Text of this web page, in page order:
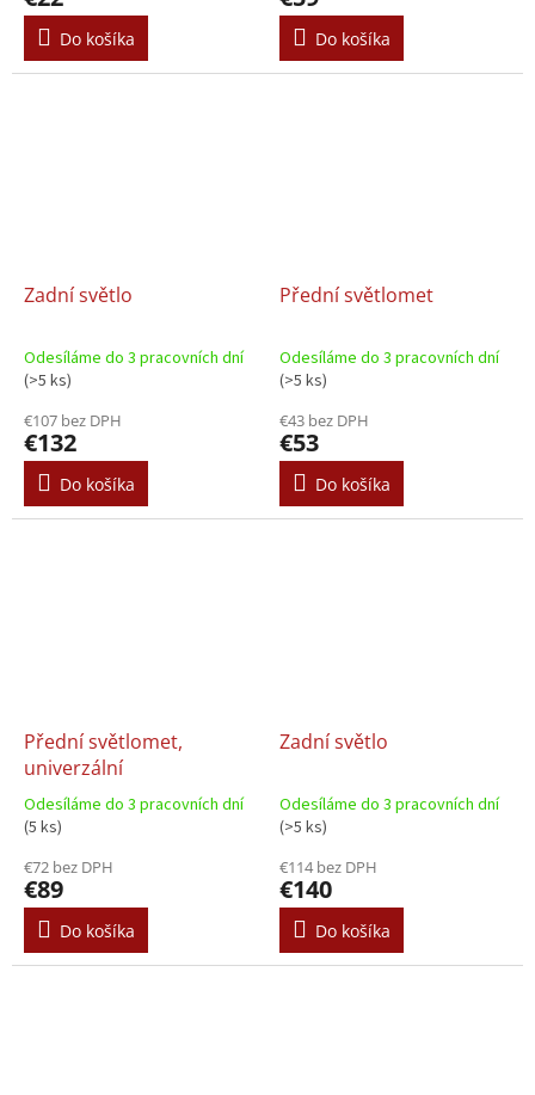
Do košíka Do košíka
Zadní světlo
Odesíláme do 3 pracovních dní
(>5 ks)
€107 bez DPH
€132
Do košíka
Přední světlomet
Odesíláme do 3 pracovních dní
(>5 ks)
€43 bez DPH
€53
Do košíka
Přední světlomet,
univerzální
Odesíláme do 3 pracovních dní
(5 ks)
€72 bez DPH
€89
Do košíka
Zadní světlo
Odesíláme do 3 pracovních dní
(>5 ks)
€114 bez DPH
€140
Do košíka